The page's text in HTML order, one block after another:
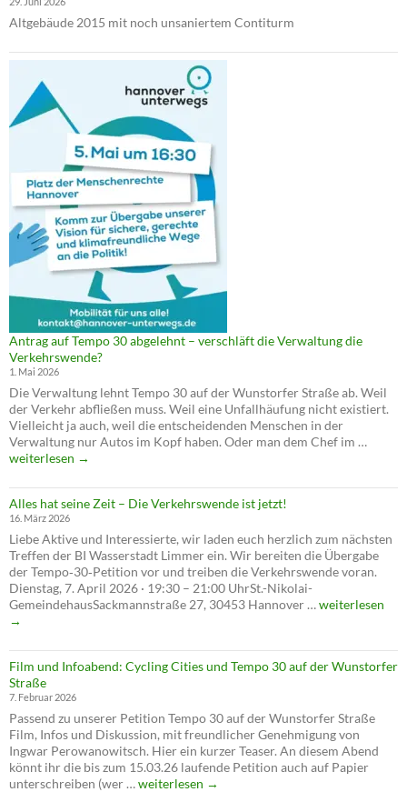
Altgebäude 2015 mit noch unsaniertem Contiturm
Antrag auf Tempo 30 abgelehnt – verschläft die Verwaltung die
Verkehrswende?
1. Mai 2026
Die Verwaltung lehnt Tempo 30 auf der Wunstorfer Straße ab. Weil
der Verkehr abfließen muss. Weil eine Unfallhäufung nicht existiert.
Vielleicht ja auch, weil die entscheidenden Menschen in der
Verwaltung nur Autos im Kopf haben. Oder man dem Chef im …
30
die
weiterlesen →
Alles hat seine Zeit – Die Verkehrswende ist jetzt!
16. März 2026
Liebe Aktive und Interessierte, wir laden euch herzlich zum nächsten
Treffen der BI Wasserstadt Limmer ein. Wir bereiten die Übergabe
der Tempo‑30‑Petition vor und treiben die Verkehrswende voran.
Dienstag, 7. April 2026 · 19:30 – 21:00 UhrSt.-Nikolai-
GemeindehausSackmannstraße 27, 30453 Hannover …Alles
Zeit
–
ist
jetzt!
weiterlesen
→
Film und Infoabend: Cycling Cities und Tempo 30 auf der Wunstorfer
Straße
7. Februar 2026
Passend zu unserer Petition Tempo 30 auf der Wunstorfer Straße
Film, Infos und Diskussion, mit freundlicher Genehmigung von
Ingwar Perowanowitsch. Hier ein kurzer Teaser. An diesem Abend
könnt ihr die bis zum 15.03.26 laufende Petition auch auf Papier
unterschreiben (wer …Film
weiterlesen →